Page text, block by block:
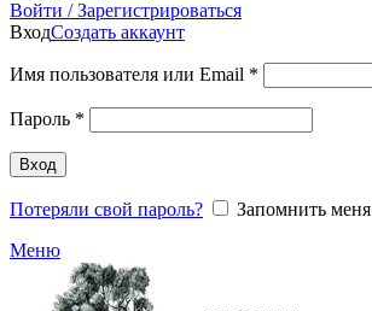
Войти / Зарегистрироваться
ВходСоздать аккаунт
Имя пользователя или Email *
Пароль *
Вход
Потеряли свой пароль?
Запомнить меня
Меню